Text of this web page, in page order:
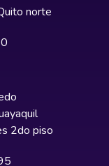
norte
2do piso